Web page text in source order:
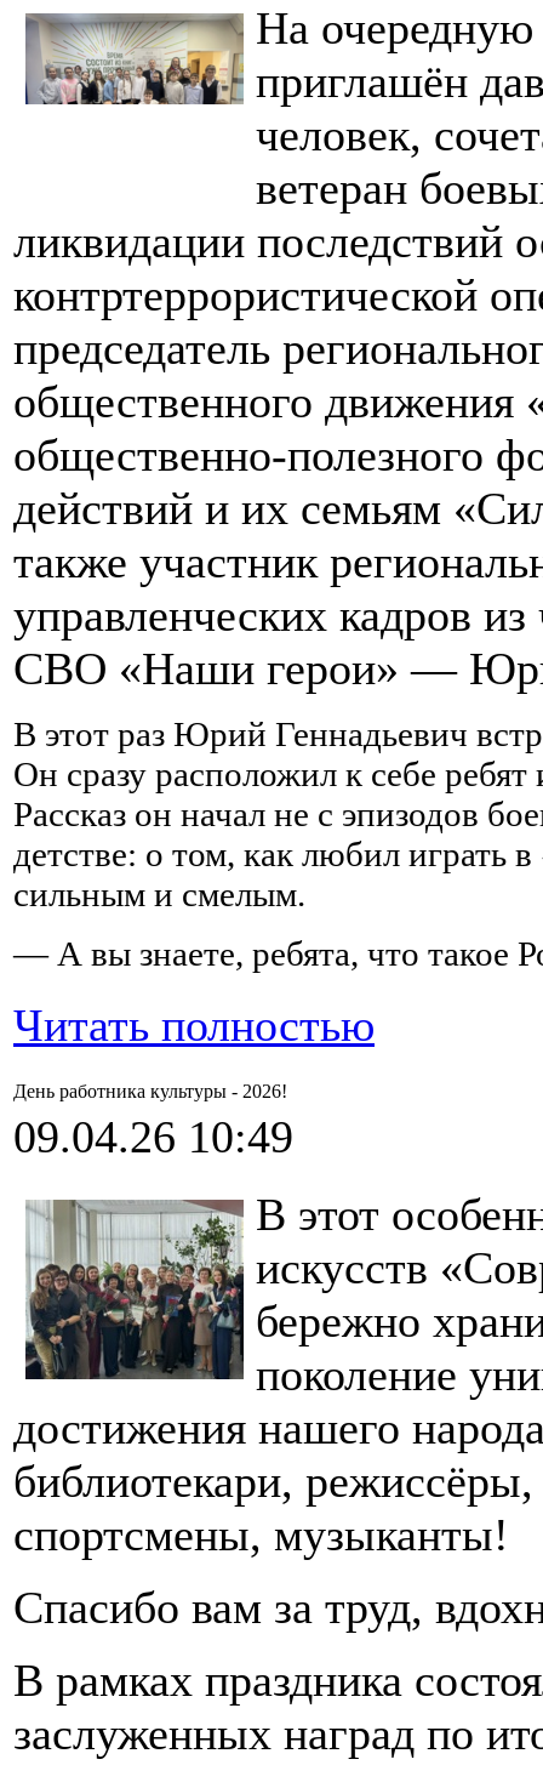
На очередную
приглашён
человек,
ветеран
ликвидации последствий
контртеррористической
председатель
общественного движения
общественно‑полезного
действий и их семьям
также участник
управленческих кадров
СВО «Наши герои» —
В этот раз Юрий Геннадьевич
Он сразу расположил к себе
Рассказ он начал не с эпизодов
детстве: о том, как любил играть
сильным и смелым.
— А вы знаете, ребята, что такое
Читать полностью
День работника культуры - 2026!
09.04.26 10:49
В этот
искусств
бережно
поколение
достижения нашего
библиотекари,
спортсмены, музыканты!
Спасибо вам за труд,
В рамках праздника
заслуженных наград по